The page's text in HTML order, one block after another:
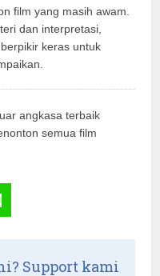
film yang masih awam.
dan interpretasi,
keras untuk
angkasa terbaik
semua film
Support kami